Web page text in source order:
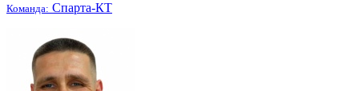
Команда: Спарта-КТ